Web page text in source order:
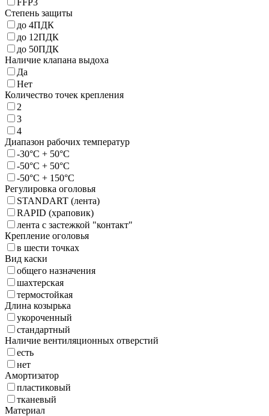
Степень защиты
до 4ПДК
до 12ПДК
до 50ПДК
Наличие клапана выдоха
Да
Нет
Количество точек крепления
2
3
4
Диапазон рабочих температур
-30°C + 50°C
-50°C + 50°C
-50°C + 150°C
Регулировка оголовья
STANDART (лента)
RAPID (храповик)
лента с застежкой "контакт"
Крепление оголовья
в шести точках
Вид каски
общего назначения
шахтерская
термостойкая
Длина козырька
укороченный
стандартный
Наличие вентиляционных отверстий
есть
нет
Амортизатор
пластиковый
тканевый
Материал